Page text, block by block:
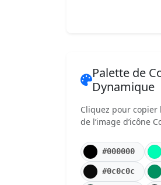
Palette de
Dynamique
Cliquez pour copier
de l’image d’icône
#000000
#0c0c0c